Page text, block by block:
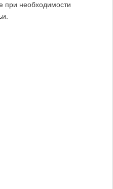
при необходимости